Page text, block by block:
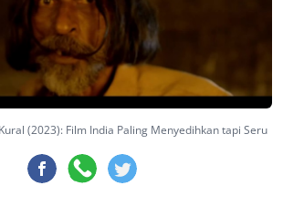
(2023): Film India Paling Menyedihkan tapi Seru